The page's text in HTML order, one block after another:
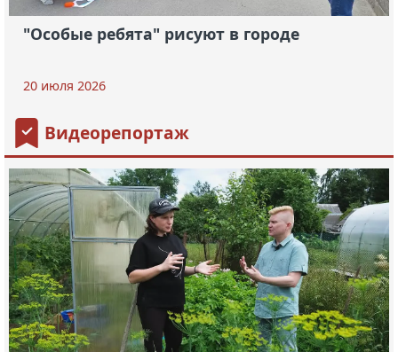
"Особые ребята" рисуют в городе
20 июля 2026
Видеорепортаж